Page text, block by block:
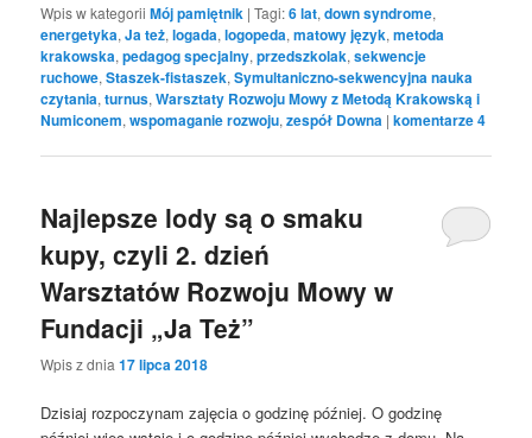
Wpis w kategoriiMój pamiętnik |Tagi:6 lat,down syndrome,
energetyka,Ja też,logada,logopeda,matowy język,metoda
krakowska,pedagog specjalny,przedszkolak,sekwencje
ruchowe,Staszek-fistaszek,Symultaniczno-sekwencyjna nauka
czytania,turnus,Warsztaty Rozwoju Mowy z Metodą Krakowską i
Numiconem,wspomaganie rozwoju,zespół Downa |komentarze4
Najlepsze lody są o smaku
kupy, czyli 2. dzień
Warsztatów Rozwoju Mowy w
Fundacji „Ja Też”
Wpis z dnia17 lipca 2018
Dzisiaj rozpoczynam zajęcia o godzinę później. O godzinę